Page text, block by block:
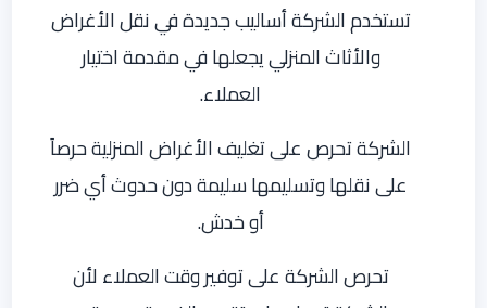
تستخدم الشركة أساليب جديدة في نقل الأغراض
والأثاث المنزلي يجعلها في مقدمة اختيار
العملاء.
الشركة تحرص على تغليف الأغراض المنزلية حرصاً
على نقلها وتسليمها سليمة دون حدوث أي ضرر
أو خدش.
تحرص الشركة على توفير وقت العملاء لأن